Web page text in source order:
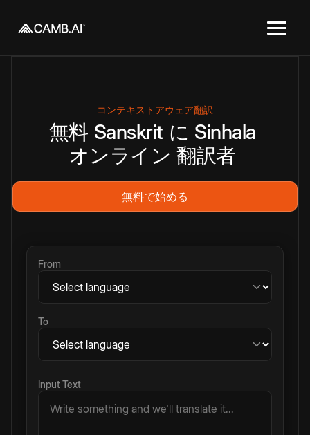
コンテキストアウェア翻訳
無料 Sanskrit に Sinhala
オンライン 翻訳者
無料で始める
From
To
Input Text